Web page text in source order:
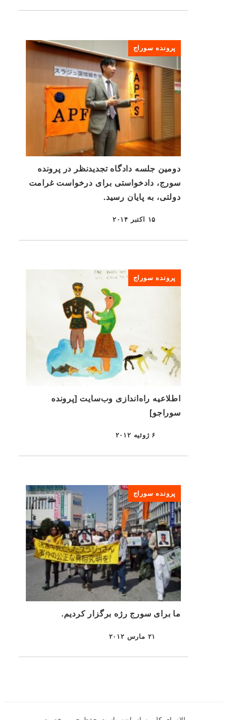
پرونده سوراج
دومین جلسه دادگاه تجدیدنظر در پرونده
سورج، دادخواستی برای درخواست غرامت
دولتی، به پایان رسید.
منتشر شده
۱۵ اکتبر ۲۰۱۴
پرونده سوراج
اطلاعیه راه‌اندازی وب‌سایت [پرونده
سوراجو]
منتشر شده
۶ ژوئیه ۲۰۱۲
پرونده سوراج
ما برای سورج رژه برگزار کردیم.
منتشر شده
۲۱ مارس ۲۰۱۲